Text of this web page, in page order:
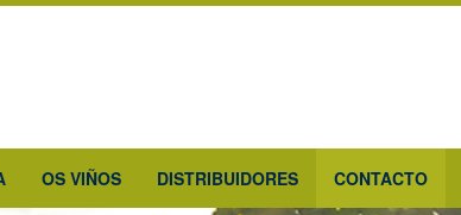
OS VIÑOS DISTRIBUIDORES CONTACTO